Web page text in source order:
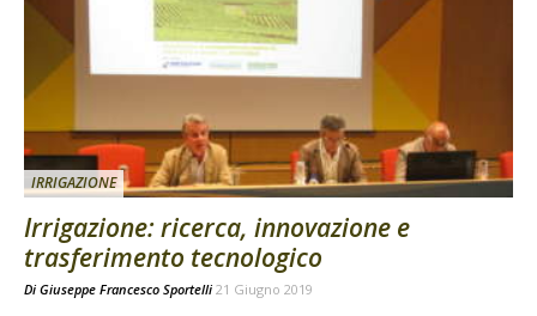
IRRIGAZIONE
Irrigazione: ricerca, innovazione e
trasferimento tecnologico
Di Giuseppe Francesco Sportelli 21 Giugno 2019